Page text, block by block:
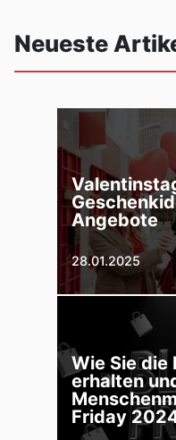
Neueste
Angebote
28.01.2025
Wie Sie
erhalten
Friday